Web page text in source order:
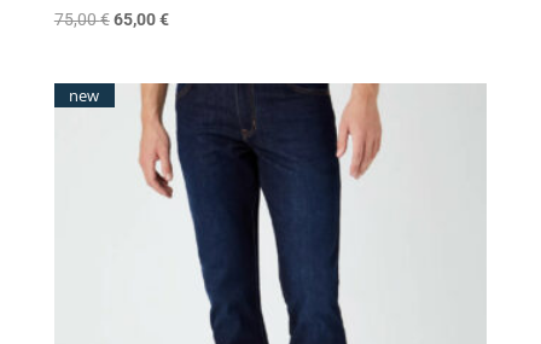
75,00€ Original
75,00 €.
65,00€Η
είναι:
65,00 €.
new